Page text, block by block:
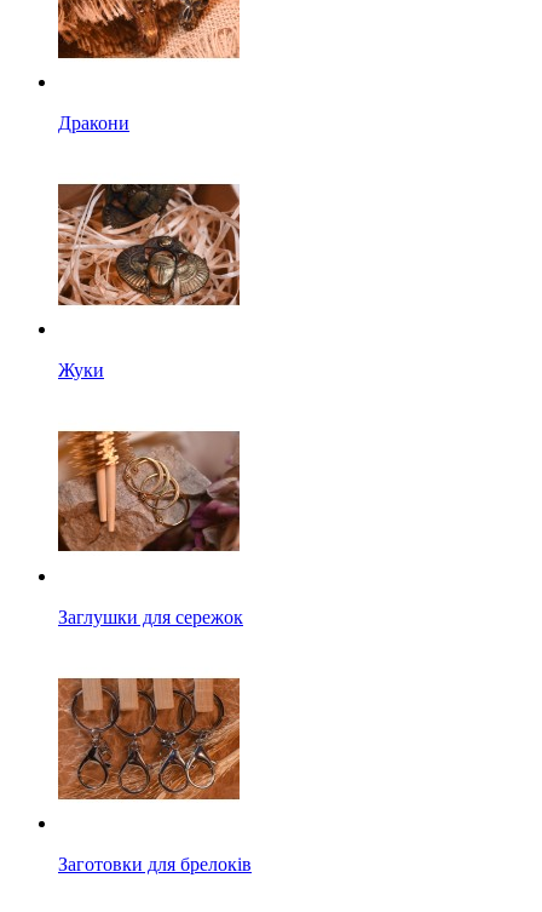
Дракони
Жуки
Заглушки для сережок
Заготовки для брелоків